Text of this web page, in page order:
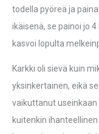
todella pyöreä ja
ikäisenä, se painoi jo
kasvoi lopulta
Karkki oli sievä kuin
yksinkertainen, eikä
vaikuttanut useinkaan
kuitenkin